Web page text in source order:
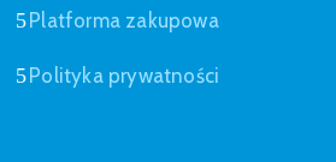
Platforma zakupowa
Polityka prywatności